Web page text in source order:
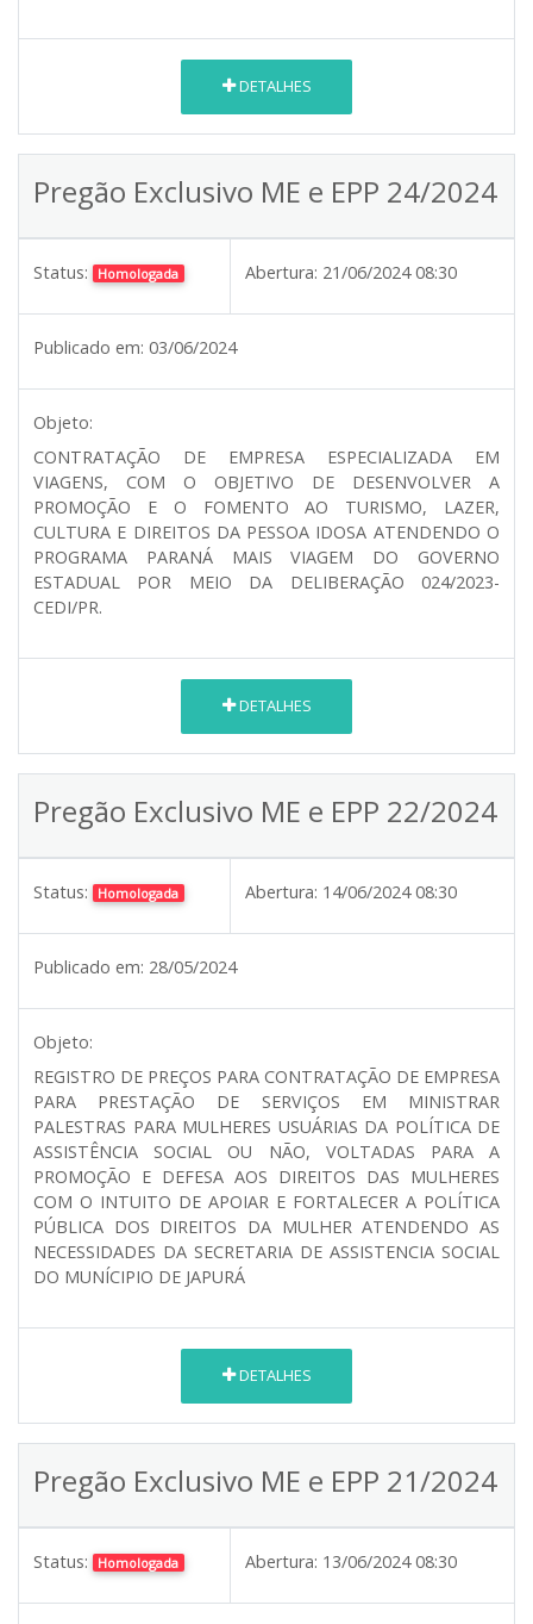
DETALHES
Pregão Exclusivo ME e EPP 24/2024
Status: Homologada Abertura: 21/06/2024 08:30
Publicado em: 03/06/2024
Objeto:
CONTRATAÇÃO DE EMPRESA ESPECIALIZADA EM
VIAGENS, COM O OBJETIVO DE DESENVOLVER A
PROMOÇÃO E O FOMENTO AO TURISMO, LAZER,
CULTURA E DIREITOS DA PESSOA IDOSA ATENDENDO O
PROGRAMA PARANÁ MAIS VIAGEM DO GOVERNO
ESTADUAL POR MEIO DA DELIBERAÇÃO 024/2023-
CEDI/PR.
DETALHES
Pregão Exclusivo ME e EPP 22/2024
Status: Homologada Abertura: 14/06/2024 08:30
Publicado em: 28/05/2024
Objeto:
REGISTRO DE PREÇOS PARA CONTRATAÇÃO DE EMPRESA
PARA PRESTAÇÃO DE SERVIÇOS EM MINISTRAR
PALESTRAS PARA MULHERES USUÁRIAS DA POLÍTICA DE
ASSISTÊNCIA SOCIAL OU NÃO, VOLTADAS PARA A
PROMOÇÃO E DEFESA AOS DIREITOS DAS MULHERES
COM O INTUITO DE APOIAR E FORTALECER A POLÍTICA
PÚBLICA DOS DIREITOS DA MULHER ATENDENDO AS
NECESSIDADES DA SECRETARIA DE ASSISTENCIA SOCIAL
DO MUNÍCIPIO DE JAPURÁ
DETALHES
Pregão Exclusivo ME e EPP 21/2024
Status: Homologada Abertura: 13/06/2024 08:30